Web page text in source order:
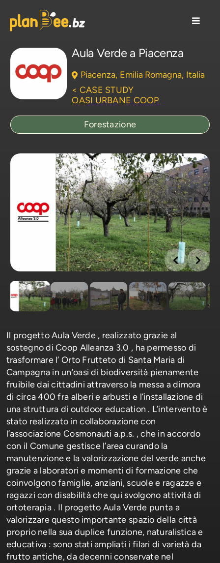
contenuto
Toggle
Soluzioni CSR
Come lavoriamo
Chi siamo
Contattaci
Aula Verde a Piacenza
Piacenza, Emilia Romagna, Italia
< CASE STUDY
OASI URBANE COOP
Forestazione
Il progetto Aula Verde , realizzato grazie al
sostegno di Coop Alleanza 3.0 , ha permesso di
trasformare l’ Orto Frutteto di Santa Maria di
Campagna in un’oasi di biodiversità pienamente
fruibile dai cittadini attraverso la messa a dimora
di circa 400 fra alberi e arbusti e l’installazione di
una struttura di outdoor education . L’intervento è
stato realizzato in collaborazione con
l’associazione Cosmonauti a.p.s. , che in accordo
con il Comune gestisce l’area curando la
manutenzione e la valorizzazione del verde anche
grazie a laboratori e momenti di formazione che
coinvolgono famiglie, anziani, scuole e ragazze e
ragazzi con disabilità che qui svolgono attività di
ortoterapia . Il progetto Aula Verde punta a
valorizzare questo importante spazio della città
proprio nella sua duplice funzione, naturalistica e
educativa : sono stati ampliati i filari di varietà da
frutto antiche, da decenni conservate nel